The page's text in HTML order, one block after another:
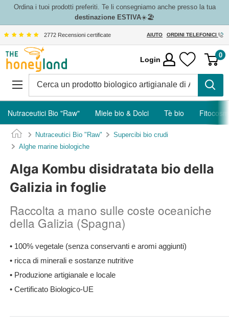
contenuto
Ordina i tuoi prodotti preferiti. Te li consegniamo anche presso la tua
destinazione ESTIVA☀️🏖️
2772 Recensioni certificate AIUTO ORDINI TELEFONICI
The
Honeyland
Login
0
Nutraceutici Bio "Raw" Miele bio & Dolci Tè bio
Nutraceutici Bio "Raw"
Supercibi bio crudi
Alghe marine biologiche
Alga Kombu disidratata bio della
Galizia in foglie
Raccolta a mano sulle coste oceaniche
della Galizia (Spagna)
• 100% vegetale (senza conservanti e aromi aggiunti)
• ricca di minerali e sostanze nutritive
• Produzione artigianale e locale
• Certificato Biologico-UE